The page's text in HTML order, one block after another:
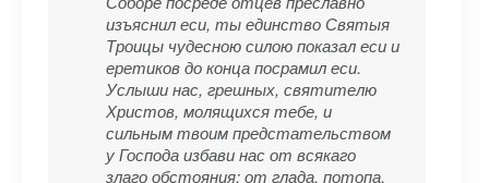
изъяснил еси, ты единство Святыя
Троицы чудесною силою показал еси и
еретиков до конца посрамил еси.
Услыши нас, грешных, святителю
Христов, молящихся тебе, и
сильным твоим предстательством
у Господа избави нас от всякаго
злаго обстояния: от глада, потопа,